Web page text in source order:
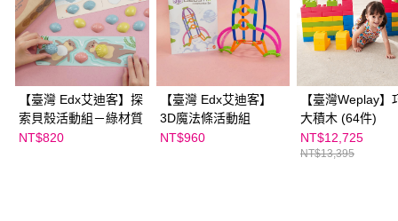
任。
４．使用「AFTEE先享後付」時，將依據個別帳號之用戶狀況，依本公司即
時審查核予不同之上限額度；若仍有額度不足之情形，本公司將視審查結果
請求用戶進行身份認證。
５．嚴禁一人註冊多個帳號或使用他人資訊註冊。若發現惡意使用之情形，
恩沛科技股份有限公司將有權停止該用戶之使用額度並採取法律行動。
【臺灣 Edx艾迪客】探
索貝殼活動組－綠材質
NT$820
【臺灣 Edx艾迪客】
3D魔法條活動組
NT$960
【臺灣Weplay】
大積木 (64件)
NT$12,725
NT$13,395